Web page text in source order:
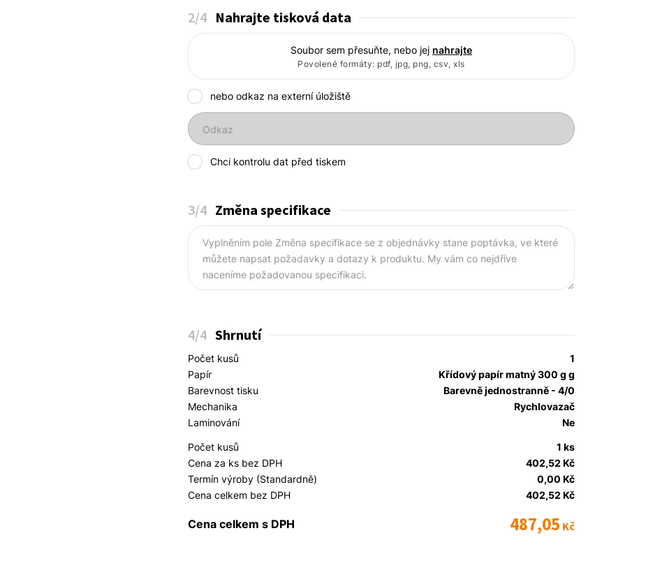
2/4 Nahrajte tisková data
Soubor sem přesuňte, nebo jej nahrajte
Povolené formáty: pdf, jpg, png, csv, xls
nebo odkaz na externí úložiště
Odkaz
Chci kontrolu dat před tiskem
3/4 Změna specifikace
Vyplněním pole Změna specifikace se z objednávky stane poptávka, ve které
můžete napsat požadavky a dotazy k produktu. My vám co nejdříve
naceníme požadovanou specifikaci.
4/4 Shrnutí
Počet kusů
1
Papír
Křídový papír matný 300 g g
Barevnost tisku
Barevně jednostranně - 4/0
Mechanika
Rychlovazač
Laminování
Ne
Počet kusů
1 ks
Cena za ks bez DPH
402,52 Kč
Termín výroby (Standardně)
0,00 Kč
Cena celkem bez DPH
402,52 Kč
Cena celkem s DPH 487,05 Kč